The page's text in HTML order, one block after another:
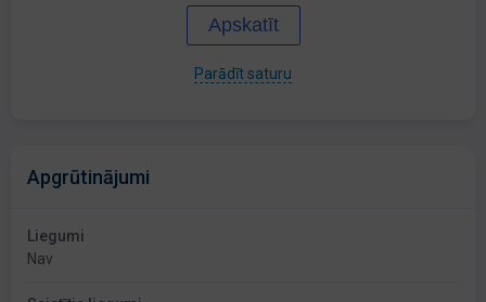
Apskatīt
Parādīt saturu
Apgrūtinājumi
Liegumi
Nav